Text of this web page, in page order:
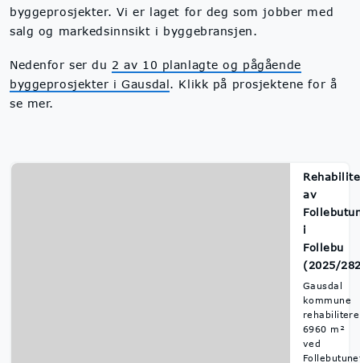
byggeprosjekter. Vi er laget for deg som jobber med
salg og markedsinnsikt i byggebransjen.
Nedenfor ser du 2 av 10 planlagte og pågående
byggeprosjekter i Gausdal. Klikk på prosjektene for å
se mer.
av
i
Follebu
(2025/
Gausdal
kommune
6960 m²
ved